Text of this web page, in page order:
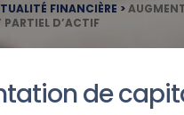
FINANCIÈRE >
D’ACTIF
de